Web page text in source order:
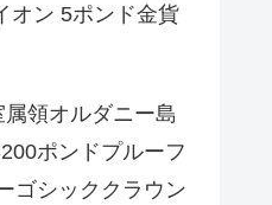
オン 5ポンド金貨
領オルダニー島
ポンドプルーフ
ゴシッククラウン